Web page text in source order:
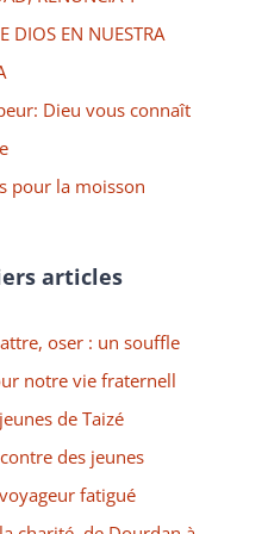
DIOS EN NUESTRA
Dieu vous connaît
pour la moisson
articles
oser : un souffle
notre vie fraternell
de Taizé
des jeunes
fatigué